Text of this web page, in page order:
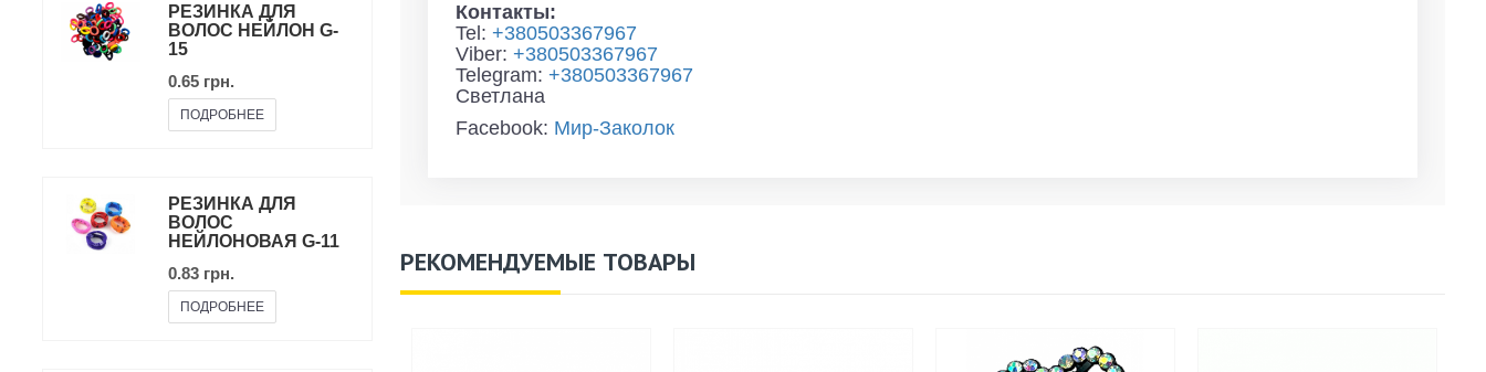
РЕЗИНКА ДЛЯ
ВОЛОС НЕЙЛОН G-
15
0.65 грн.
ПОДРОБНЕЕ
РЕЗИНКА ДЛЯ
ВОЛОС
НЕЙЛОНОВАЯ G-11
0.83 грн.
ПОДРОБНЕЕ
Контакты:
Tel: +380503367967
Viber: +380503367967
Telegram: +380503367967
Светлана
Facebook: Мир-Заколок
РЕКОМЕНДУЕМЫЕ ТОВАРЫ